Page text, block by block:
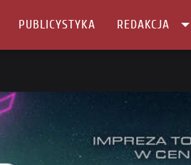
PUBLICYSTYKA REDAKCJA